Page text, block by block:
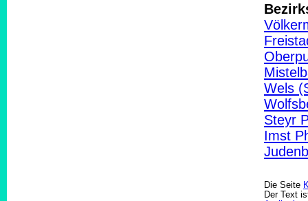
Wels
Steyr
Imst
Die Seite
Der Text